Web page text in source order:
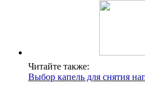
Читайте также:
Выбор капель для снятия